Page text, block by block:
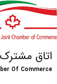
اتاق مشترک
Of Commerce